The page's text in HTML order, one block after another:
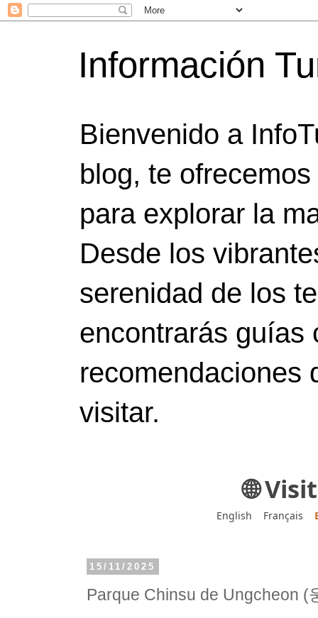
Información
Bienvenido a
blog, te
para explorar la
Desde los
serenidad de los
encontrarás guías
recomendaciones
visitar.
🌐
English Français
15/11/2025
Parque Chinsu de Ungcheon (